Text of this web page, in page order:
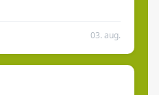
03. aug.